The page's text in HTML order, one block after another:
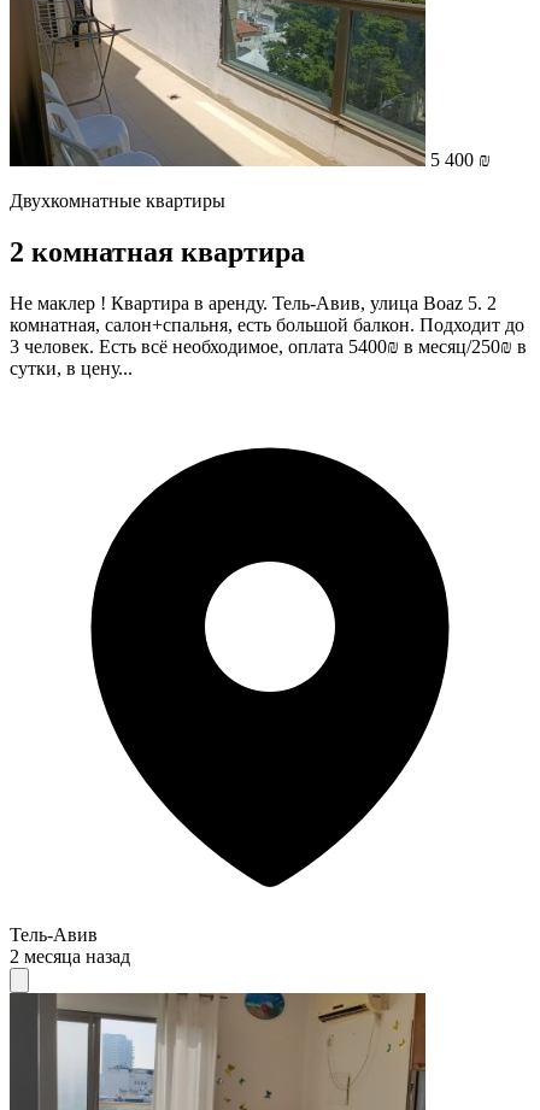
5 400 ₪
Двухкомнатные квартиры
2 комнатная квартира
Не маклер ! Квартира в аренду. Тель-Авив, улица Boaz 5. 2
комнатная, салон+спальня, есть большой балкон. Подходит до
3 человек. Есть всё необходимое, оплата 5400₪ в месяц/250₪ в
сутки, в цену...
Тель-Авив
2 месяца назад